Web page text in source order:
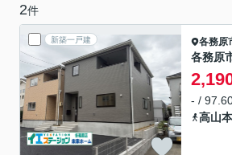
2件
新築一戸建 各務原
各務原
- /
高山